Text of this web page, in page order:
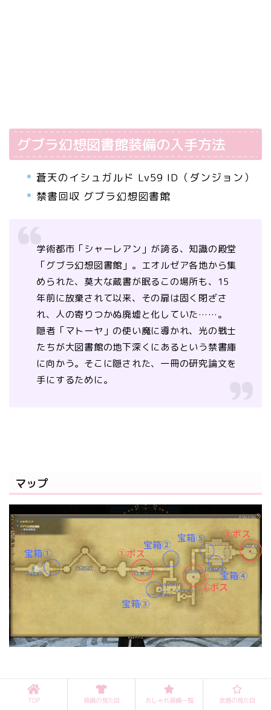
グブラ幻想図書館装備の入手方法
蒼天のイシュガルド Lv59 ID（ダンジョン）
禁書回収 グブラ幻想図書館
学術都市「シャーレアン」が誇る、知識の殿堂
「グブラ幻想図書館」。エオルゼア各地から集
められた、莫大な蔵書が眠るこの場所も、15
年前に放棄されて以来、その扉は固く閉ざさ
れ、人の寄りつかぬ廃墟と化していた……。
隠者「マトーヤ」の使い魔に導かれ、光の戦士
たちが大図書館の地下深くにあるという禁書庫
に向かう。そこに隠された、一冊の研究論文を
手にするために。
マップ
TOP 装備の見た目 おしゃれ装備一覧 武器の見た目